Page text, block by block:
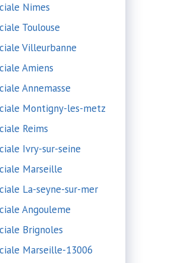
Nimes
Toulouse
Villeurbanne
Amiens
Annemasse
Montigny-les-metz
Reims
Ivry-sur-seine
Marseille
La-seyne-sur-mer
Angouleme
Brignoles
Marseille-13006